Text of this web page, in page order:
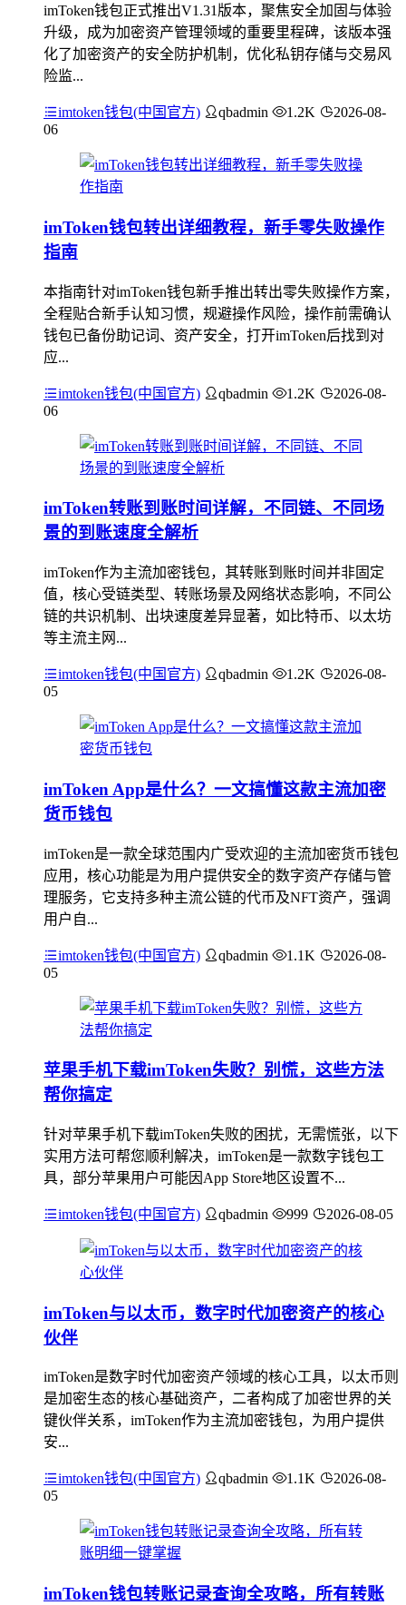
imToken钱包正式推出V1.31版本，聚焦安全加固与体验
升级，成为加密资产管理领域的重要里程碑，该版本强
化了加密资产的安全防护机制，优化私钥存储与交易风
险监...
imtoken钱包(中国官方) qbadmin 1.2K
2026-08-
06
imToken钱包转出详细教程，新手零失败操作
指南
本指南针对imToken钱包新手推出转出零失败操作方案，
全程贴合新手认知习惯，规避操作风险，操作前需确认
钱包已备份助记词、资产安全，打开imToken后找到对
应...
imtoken钱包(中国官方) qbadmin 1.2K
2026-08-
06
imToken转账到账时间详解，不同链、不同场
景的到账速度全解析
imToken作为主流加密钱包，其转账到账时间并非固定
值，核心受链类型、转账场景及网络状态影响，不同公
链的共识机制、出块速度差异显著，如比特币、以太坊
等主流主网...
imtoken钱包(中国官方) qbadmin 1.2K
2026-08-
05
imToken App是什么？一文搞懂这款主流加密
货币钱包
imToken是一款全球范围内广受欢迎的主流加密货币钱包
应用，核心功能是为用户提供安全的数字资产存储与管
理服务，它支持多种主流公链的代币及NFT资产，强调
用户自...
imtoken钱包(中国官方) qbadmin 1.1K
2026-08-
05
苹果手机下载imToken失败？别慌，这些方法
帮你搞定
针对苹果手机下载imToken失败的困扰，无需慌张，以下
实用方法可帮您顺利解决，imToken是一款数字钱包工
具，部分苹果用户可能因App Store地区设置不...
imtoken钱包(中国官方) qbadmin 999 2026-08-05
imToken与以太币，数字时代加密资产的核心
伙伴
imToken是数字时代加密资产领域的核心工具，以太币则
是加密生态的核心基础资产，二者构成了加密世界的关
键伙伴关系，imToken作为主流加密钱包，为用户提供
安...
imtoken钱包(中国官方) qbadmin 1.1K
2026-08-
05
imToken钱包转账记录查询全攻略，所有转账